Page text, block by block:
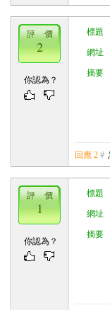
標題
網址
摘要
評 價
2
你認為？
回應 2 #
標題
網址
摘要
評 價
1
你認為？